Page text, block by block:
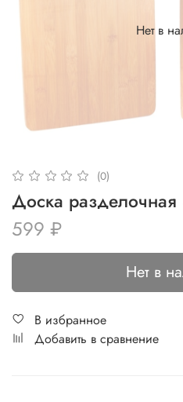
Нет в
(0)
Доска
599 ₽
Нет в
В избранное
Добавить в сравнение